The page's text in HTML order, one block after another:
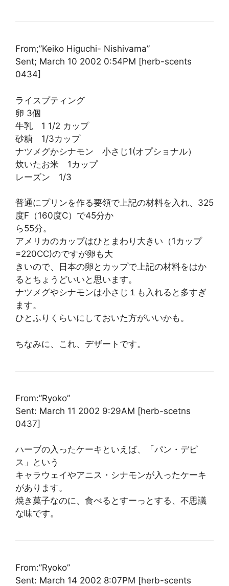
From;”Keiko Higuchi- Nishivama”
Sent; March 10 2002 0:54PM [herb-scents
0434]
ライスプティング
卵 3個
牛乳 1 1/2 カップ
砂糖 1/3カップ
ナツメグかシナモン 小さじ1(オプショナル）
炊いたお米 1カップ
レーズン 1/3
普通にプリンを作る要領で上記の材料を入れ、325
度F（160度C）で45分か
ら55分。
アメリカのカップはひとまわり大きい（1カップ
=220CC)のですが卵も大
きいので、日本の卵とカップで上記の材料をはか
るとちょうどいいと思います。
ナツメグやシナモンは小さじ１も入れると多すぎ
ます。
ひとふりくらいにしておいた方がいいかも。
ちなみに、これ、デザートです。
From:”Ryoko”
Sent: March 11 2002 9:29AM [herb-scetns
0437]
ハーブの入ったケーキといえば、「パン・デピ
ス」という
キャラウェイやアニス・シナモンが入ったケーキ
があります。
焼き菓子なのに、食べるとすーっとする、不思議
な味です。
From:”Ryoko”
Sent: March 14 2002 8:07PM [herb-scents